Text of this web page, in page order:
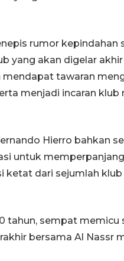
rumor
yang akan digelar
tawaran
menjadi incaran klub
Hierro bahkan
untuk
ketat dari sejumlah
tahun, sempat
bersama Al Nassr